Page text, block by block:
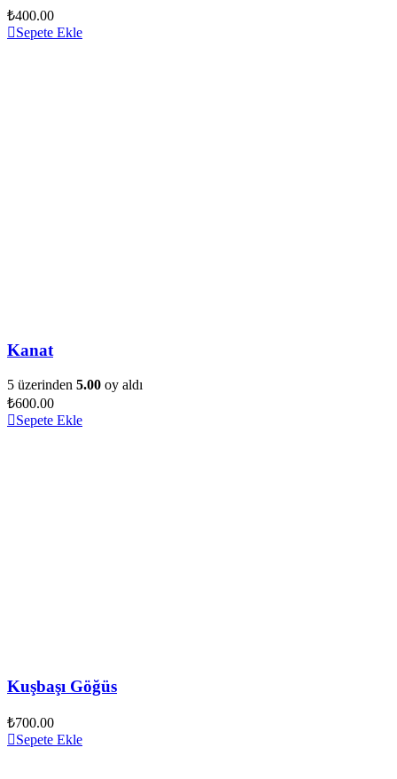
₺400.00
Sepete Ekle
Kanat
5 üzerinden 5.00 oy aldı
₺600.00
Sepete Ekle
Kuşbaşı Göğüs
₺700.00
Sepete Ekle